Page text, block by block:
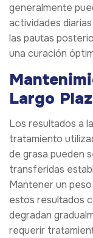
generalmente
actividades
las pautas
una curación
Largo
Los resultados a
tratamiento
de grasa pueden
transferidas
Mantener un
estos resultados
degradan
requerir